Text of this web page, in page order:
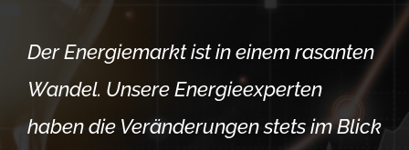
Der Energiemarkt ist in einem rasanten
Wandel. Unsere Energieexperten
haben die Veränderungen stets im Blick